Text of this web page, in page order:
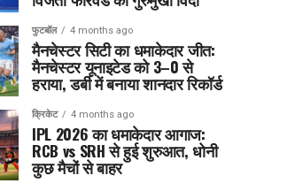
फुटबॉल 4 months ago
मैनचेस्टर सिटी का धमाकेदार जीत:
मैनचेस्टर यूनाइटेड को 3–0 से
हराया, डर्बी में बनाया शानदार रिकॉर्ड
क्रिकेट 4 months ago
IPL 2026 का धमाकेदार आगाज:
RCB vs SRH से हुई शुरुआत, धोनी
कुछ मैचों से बाहर